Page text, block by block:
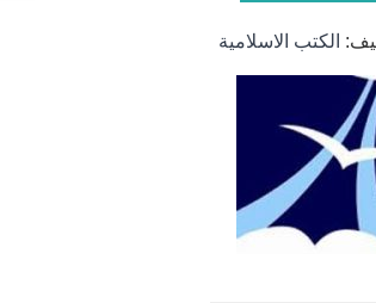
الكتب الاسلامية